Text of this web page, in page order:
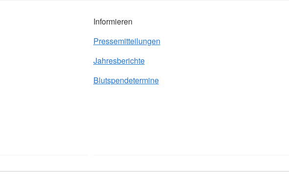
Informieren
Pressemitteilungen
Jahresberichte
Blutspendetermine